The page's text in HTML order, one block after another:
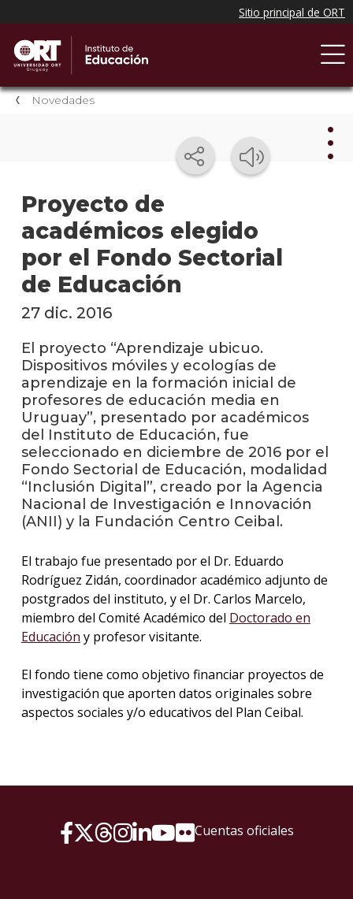
Novedades
Proyecto de
académicos elegido
por el Fondo Sectorial
de Educación
en
los
27 dic. 2016
El proyecto “Aprendizaje ubicuo.
Dispositivos móviles y ecologías de
aprendizaje en la formación inicial de
profesores de educación media en
Uruguay”, presentado por académicos
del Instituto de Educación, fue
seleccionado en diciembre de 2016 por el
Fondo Sectorial de Educación, modalidad
“Inclusión Digital”, creado por la Agencia
Nacional de Investigación e Innovación
(ANII) y la Fundación Centro Ceibal.
El trabajo fue presentado por el Dr. Eduardo
Rodríguez Zidán, coordinador académico adjunto de
postgrados del instituto, y el Dr. Carlos Marcelo,
miembro del Comité Académico del Doctorado en
Educación y profesor visitante.
El fondo tiene como objetivo financiar proyectos de
investigación que aporten datos originales sobre
aspectos sociales y/o educativos del Plan Ceibal.
Cuentas oficiales